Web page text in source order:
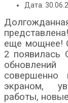
Дата:
еще мощнее!
2 появилась
экраном,
работы,